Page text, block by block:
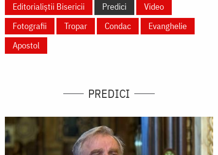
Editorialiștii Bisericii
Predici
Video
Fotografii
Tropar Condac
Evanghelie
Apostol
PREDICI